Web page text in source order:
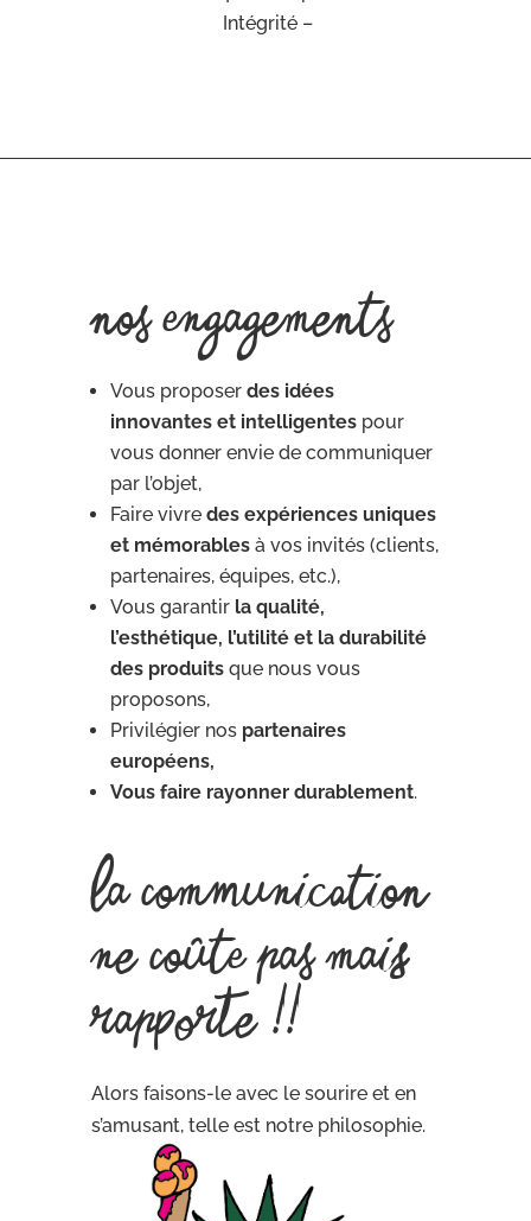
Intégrité –
Nos engagements
Vous proposer des idées
innovantes et intelligentespour
vous donner envie de communiquer
par l’objet,
Faire vivre des expériences uniques
et mémorablesà vos invités (clients,
partenaires, équipes, etc.),
Vous garantir la qualité,
l’esthétique, l’utilité et la durabilité
des produitsque nous vous
proposons,
Privilégier nos partenaires
européens,
Vous faire rayonner durablement.
La communication
ne coûte pas mais
rapporte !!
Alors faisons-le avec le sourire et en
s’amusant, telle est notre philosophie.